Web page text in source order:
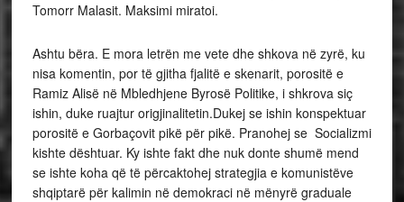
Tomorr Malasit. Maksimi miratoi.
Ashtu bëra. E mora letrën me vete dhe shkova në zyrë, ku
nisa komentin, por të gjitha fjalitë e skenarit, porositë e
Ramiz Alisë në Mbledhjene Byrosë Politike, i shkrova siç
ishin, duke ruajtur origjinalitetin.Dukej se ishin konspektuar
porositë e Gorbaçovit pikë për pikë. Pranohej se Socializmi
kishte dështuar. Ky ishte fakt dhe nuk donte shumë mend
se ishte koha që të përcaktohej strategjia e komunistëve
shqiptarë për kalimin në demokraci në mënyrë graduale